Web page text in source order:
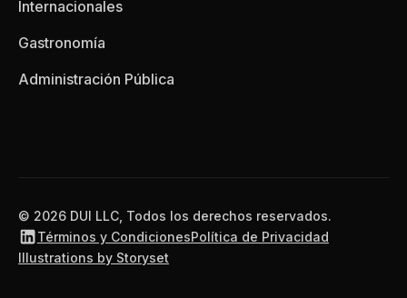
Internacionales
Gastronomía
Administración Pública
© 2026 DUI LLC, Todos los derechos reservados.
Términos y CondicionesPolítica de Privacidad
Illustrations by Storyset